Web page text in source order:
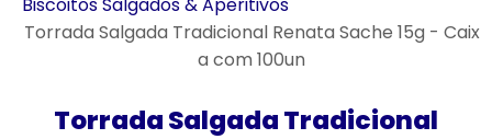
Torrada Salgada Tradicional Renata Sache 15g - Caix
a com 100un
Torrada Salgada Tradicional